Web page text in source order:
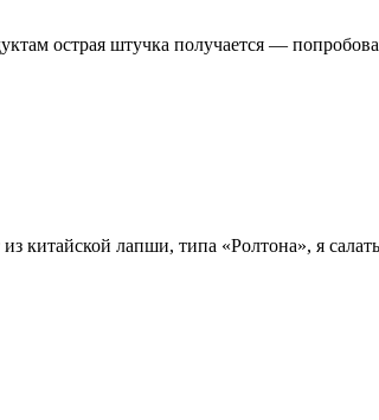
острая штучка получается —
китайской лапши, типа «Ролтона», я